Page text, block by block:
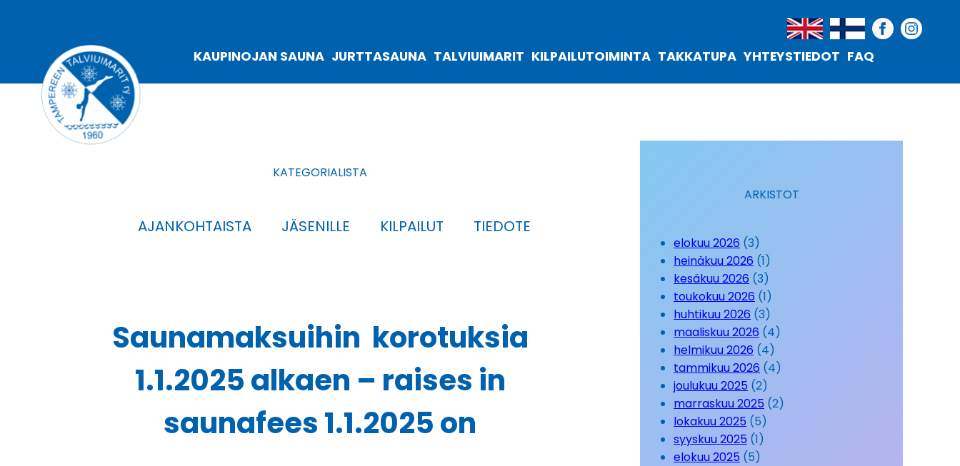
KAUPINOJAN SAUNA JURTTASAUNA TALVIUIMARIT KILPAILUTOIMINTA TAKKATUPA YHTEYSTIEDOT FAQ
KATEGORIALISTA
AJANKOHTAISTA JÄSENILLE KILPAILUT TIEDOTE
Saunamaksuihin korotuksia
1.1.2025 alkaen – raises in
saunafees 1.1.2025 on
ARKISTOT
elokuu 2026 (3)
heinäkuu 2026 (1)
kesäkuu 2026 (3)
toukokuu 2026 (1)
huhtikuu 2026 (3)
maaliskuu 2026 (4)
helmikuu 2026 (4)
tammikuu 2026 (4)
joulukuu 2025 (2)
marraskuu 2025 (2)
lokakuu 2025 (5)
syyskuu 2025 (1)
elokuu 2025 (5)